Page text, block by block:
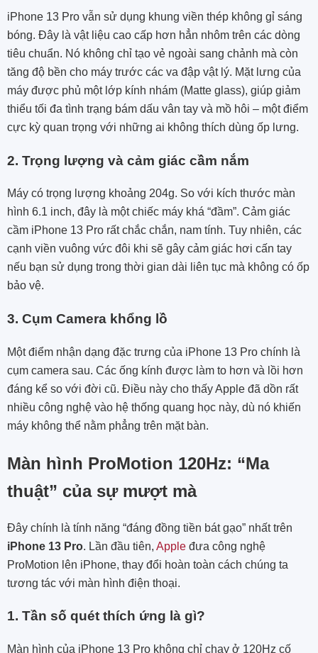
iPhone 13 Pro vẫn sử dụng khung viền thép không gỉ sáng
bóng. Đây là vật liệu cao cấp hơn hẳn nhôm trên các dòng
tiêu chuẩn. Nó không chỉ tạo vẻ ngoài sang chảnh mà còn
tăng độ bền cho máy trước các va đập vật lý. Mặt lưng của
máy được phủ một lớp kính nhám (Matte glass), giúp giảm
thiểu tối đa tình trạng bám dấu vân tay và mồ hôi – một điểm
cực kỳ quan trọng với những ai không thích dùng ốp lưng.
2. Trọng lượng và cảm giác cầm nắm
Máy có trọng lượng khoảng 204g. So với kích thước màn
hình 6.1 inch, đây là một chiếc máy khá “đầm”. Cảm giác
cầm iPhone 13 Pro rất chắc chắn, nam tính. Tuy nhiên, các
cạnh viền vuông vức đôi khi sẽ gây cảm giác hơi cấn tay
nếu bạn sử dụng trong thời gian dài liên tục mà không có ốp
bảo vệ.
3. Cụm Camera khổng lồ
Một điểm nhận dạng đặc trưng của iPhone 13 Pro chính là
cụm camera sau. Các ống kính được làm to hơn và lồi hơn
đáng kể so với đời cũ. Điều này cho thấy Apple đã dồn rất
nhiều công nghệ vào hệ thống quang học này, dù nó khiến
máy không thể nằm phẳng trên mặt bàn.
Màn hình ProMotion 120Hz: “Ma
thuật” của sự mượt mà
Đây chính là tính năng “đáng đồng tiền bát gạo” nhất trên
iPhone 13 Pro. Lần đầu tiên, Apple đưa công nghệ
ProMotion lên iPhone, thay đổi hoàn toàn cách chúng ta
tương tác với màn hình điện thoại.
1. Tần số quét thích ứng là gì?
Màn hình của iPhone 13 Pro không chỉ chạy ở 120Hz cố